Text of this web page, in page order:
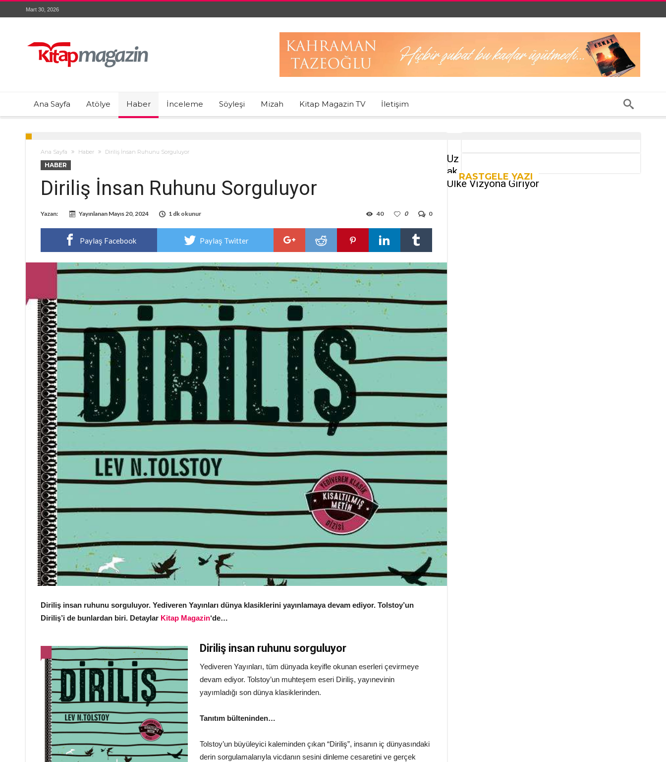
Mart 30, 2026
Ana Sayfa Atölye Haber İnceleme Söyleşi Mizah Kitap Magazin TV İletişim
Ana Sayfa Haber Diriliş İnsan Ruhunu Sorguluyor
HABER
Diriliş İnsan Ruhunu Sorguluyor
Yazan: Yayınlanan Mayıs 20, 2024 1 dk okunur 0
0
40
Paylaş Facebook Paylaş Twitter
Diriliş insan ruhunu sorguluyor. Yediveren Yayınları dünya klasiklerini yayınlamaya devam ediyor. Tolstoy’un
Diriliş’i de bunlardan biri. Detaylar Kitap Magazin‘de…
Diriliş insan ruhunu sorguluyor
Yediveren Yayınları, tüm dünyada keyifle okunan eserleri çevirmeye
devam ediyor. Tolstoy’un muhteşem eseri Diriliş, yayınevinin
yayımladığı son dünya klasiklerinden.
Tanıtım bülteninden…
Tolstoy’un büyüleyici kaleminden çıkan “Diriliş”, insanın iç dünyasındaki
derin sorgulamalarıyla vicdanın sesini dinleme cesaretini ve gerçek
RASTGELE YAZI
Uz
ak
Ülke Vizyona Giriyor